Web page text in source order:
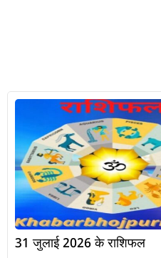
31 जुलाई 2026 के राशिफल